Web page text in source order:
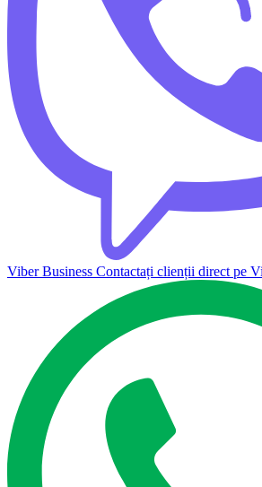
Viber Business Contactați clienții direct pe